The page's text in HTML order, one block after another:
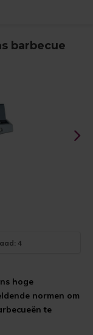
barbecue
4
hoge
normen om
te